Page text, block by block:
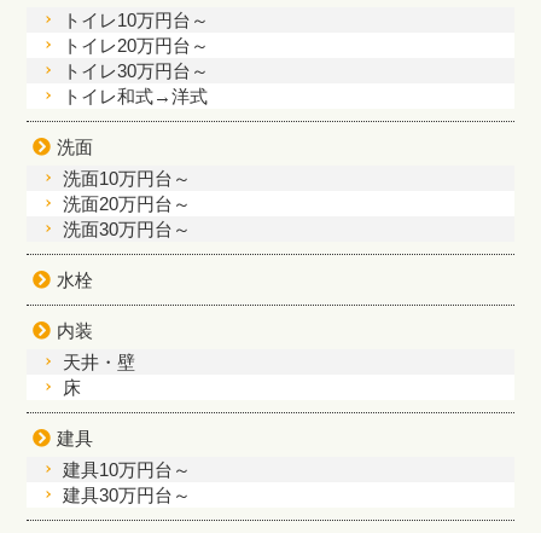
トイレ10万円台～
トイレ20万円台～
トイレ30万円台～
トイレ和式→洋式
洗面
洗面10万円台～
洗面20万円台～
洗面30万円台～
水栓
内装
天井・壁
床
建具
建具10万円台～
建具30万円台～